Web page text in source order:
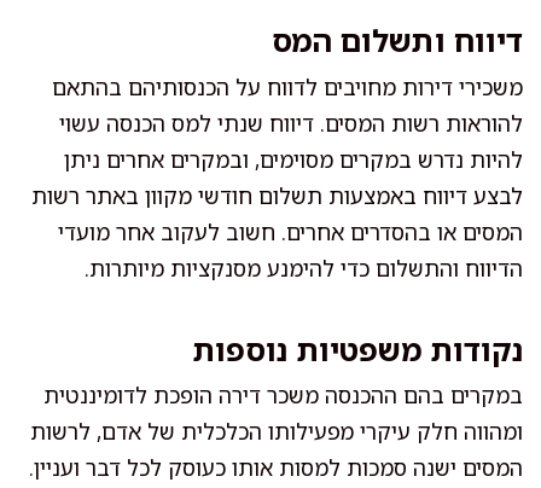
דיווח ותשלום המס
משכירי דירות מחויבים לדווח על הכנסותיהם בהתאם
להוראות רשות המסים. דיווח שנתי למס הכנסה עשוי
להיות נדרש במקרים מסוימים, ובמקרים אחרים ניתן
לבצע דיווח באמצעות תשלום חודשי מקוון באתר רשות
המסים או בהסדרים אחרים. חשוב לעקוב אחר מועדי
הדיווח והתשלום כדי להימנע מסנקציות מיותרות.
נקודות משפטיות נוספות
במקרים בהם ההכנסה משכר דירה הופכת לדומיננטית
ומהווה חלק עיקרי מפעילותו הכלכלית של אדם, לרשות
המסים ישנה סמכות למסות אותו כעוסק לכל דבר ועניין.